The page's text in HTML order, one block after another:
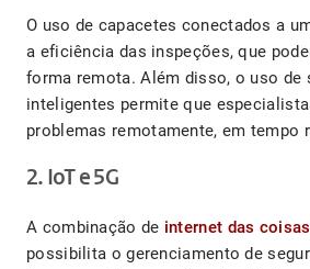
O uso de capacetes conectados a
a eficiência das inspeções, que
forma remota. Além disso, o uso de
inteligentes permite que
problemas remotamente, em tempo
2. IoT e 5G
A combinação de internet das
possibilita o gerenciamento de